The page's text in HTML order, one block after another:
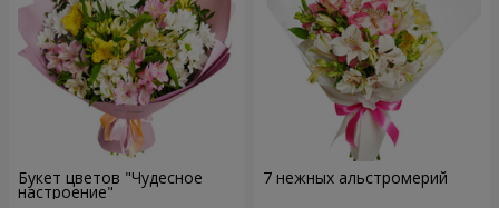
Букет цветов "Чудесное
настроение"
7 нежных альстромерий